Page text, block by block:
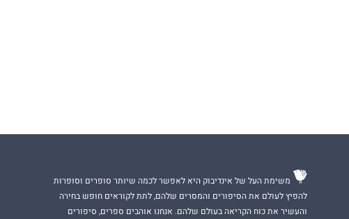
משימת העל של אינדיבוק היא לאפשר לכמה שיותר סופרים וסופרות
להפיץ לעולם את הסיפורים והמסרים שלהם, לתת לקוראים חופש בחירה
והעשיר את כוח הקריאה בעולם שלהם. אנחנו אוהבים ספרים, סיפורים